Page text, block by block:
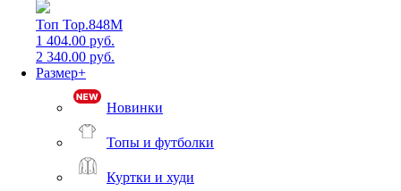
Топ Top.848M
1 404.00 руб.
2 340.00 руб.
Размер+
Новинки
Топы и футболки
Куртки и худи